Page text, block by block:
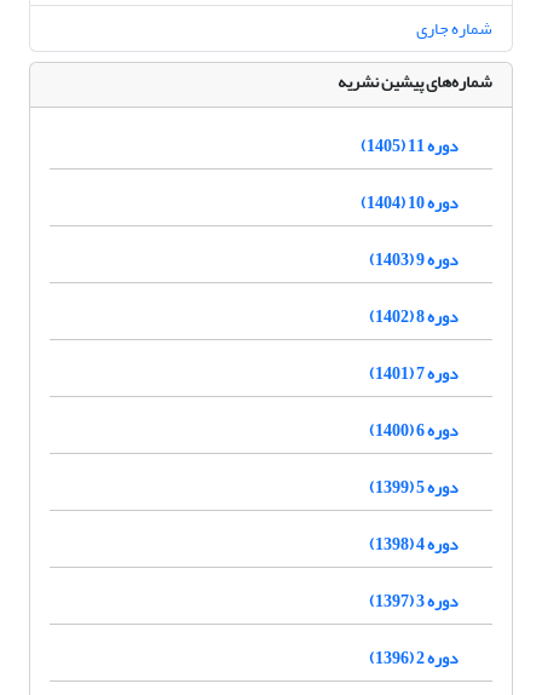
شماره جاری
شماره‌های پیشین نشریه
دوره 11 (1405)
دوره 10 (1404)
دوره 9 (1403)
دوره 8 (1402)
دوره 7 (1401)
دوره 6 (1400)
دوره 5 (1399)
دوره 4 (1398)
دوره 3 (1397)
دوره 2 (1396)